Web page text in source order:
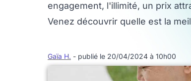
engagement, l'illimité, un prix
Venez découvrir quelle est la
Gaïa H. - publié le 20/04/2024 à 10h00